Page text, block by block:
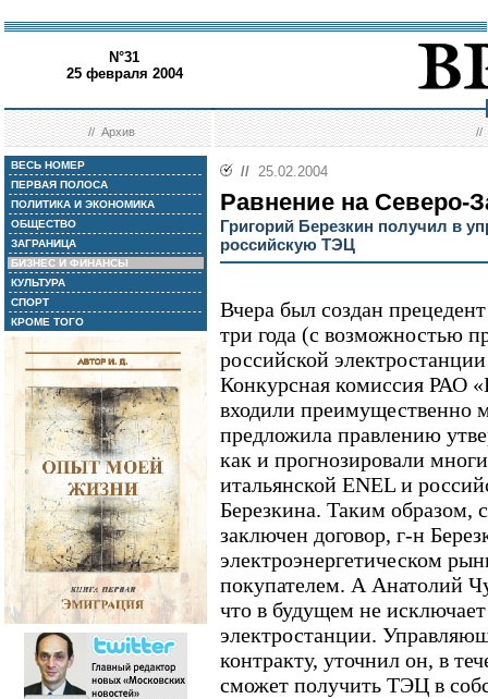
N°31
25 февраля 2004
//Архив //
ВЕСЬ НОМЕР
ПЕРВАЯ ПОЛОСА
ПОЛИТИКА И ЭКОНОМИКА
ОБЩЕСТВО
ЗАГРАНИЦА
БИЗНЕС И ФИНАНСЫ
КУЛЬТУРА
СПОРТ
КРОМЕ ТОГО
// 25.02.2004
Равнение на Северо-
Григорий Березкин получил в
российскую ТЭЦ
Вчера был создан
три года (с возможностью
российской
Конкурсная комиссия РАО
входили преимущественно
предложила правлению
как и прогнозировали
итальянской ENEL и
Березкина. Таким образом,
заключен договор, г-н
электроэнергетическом
покупателем. А Анатолий
что в будущем не
электростанции.
контракту, уточнил он, в
сможет получить ТЭЦ в